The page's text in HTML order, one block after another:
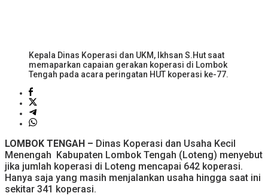
Kepala Dinas Koperasi dan UKM, Ikhsan S.Hut saat
memaparkan capaian gerakan koperasi di Lombok
Tengah pada acara peringatan HUT koperasi ke-77.
LOMBOK TENGAH – Dinas Koperasi dan Usaha Kecil
Menengah Kabupaten Lombok Tengah (Loteng) menyebut
jika jumlah koperasi di Loteng mencapai 642 koperasi.
Hanya saja yang masih menjalankan usaha hingga saat ini
sekitar 341 koperasi.